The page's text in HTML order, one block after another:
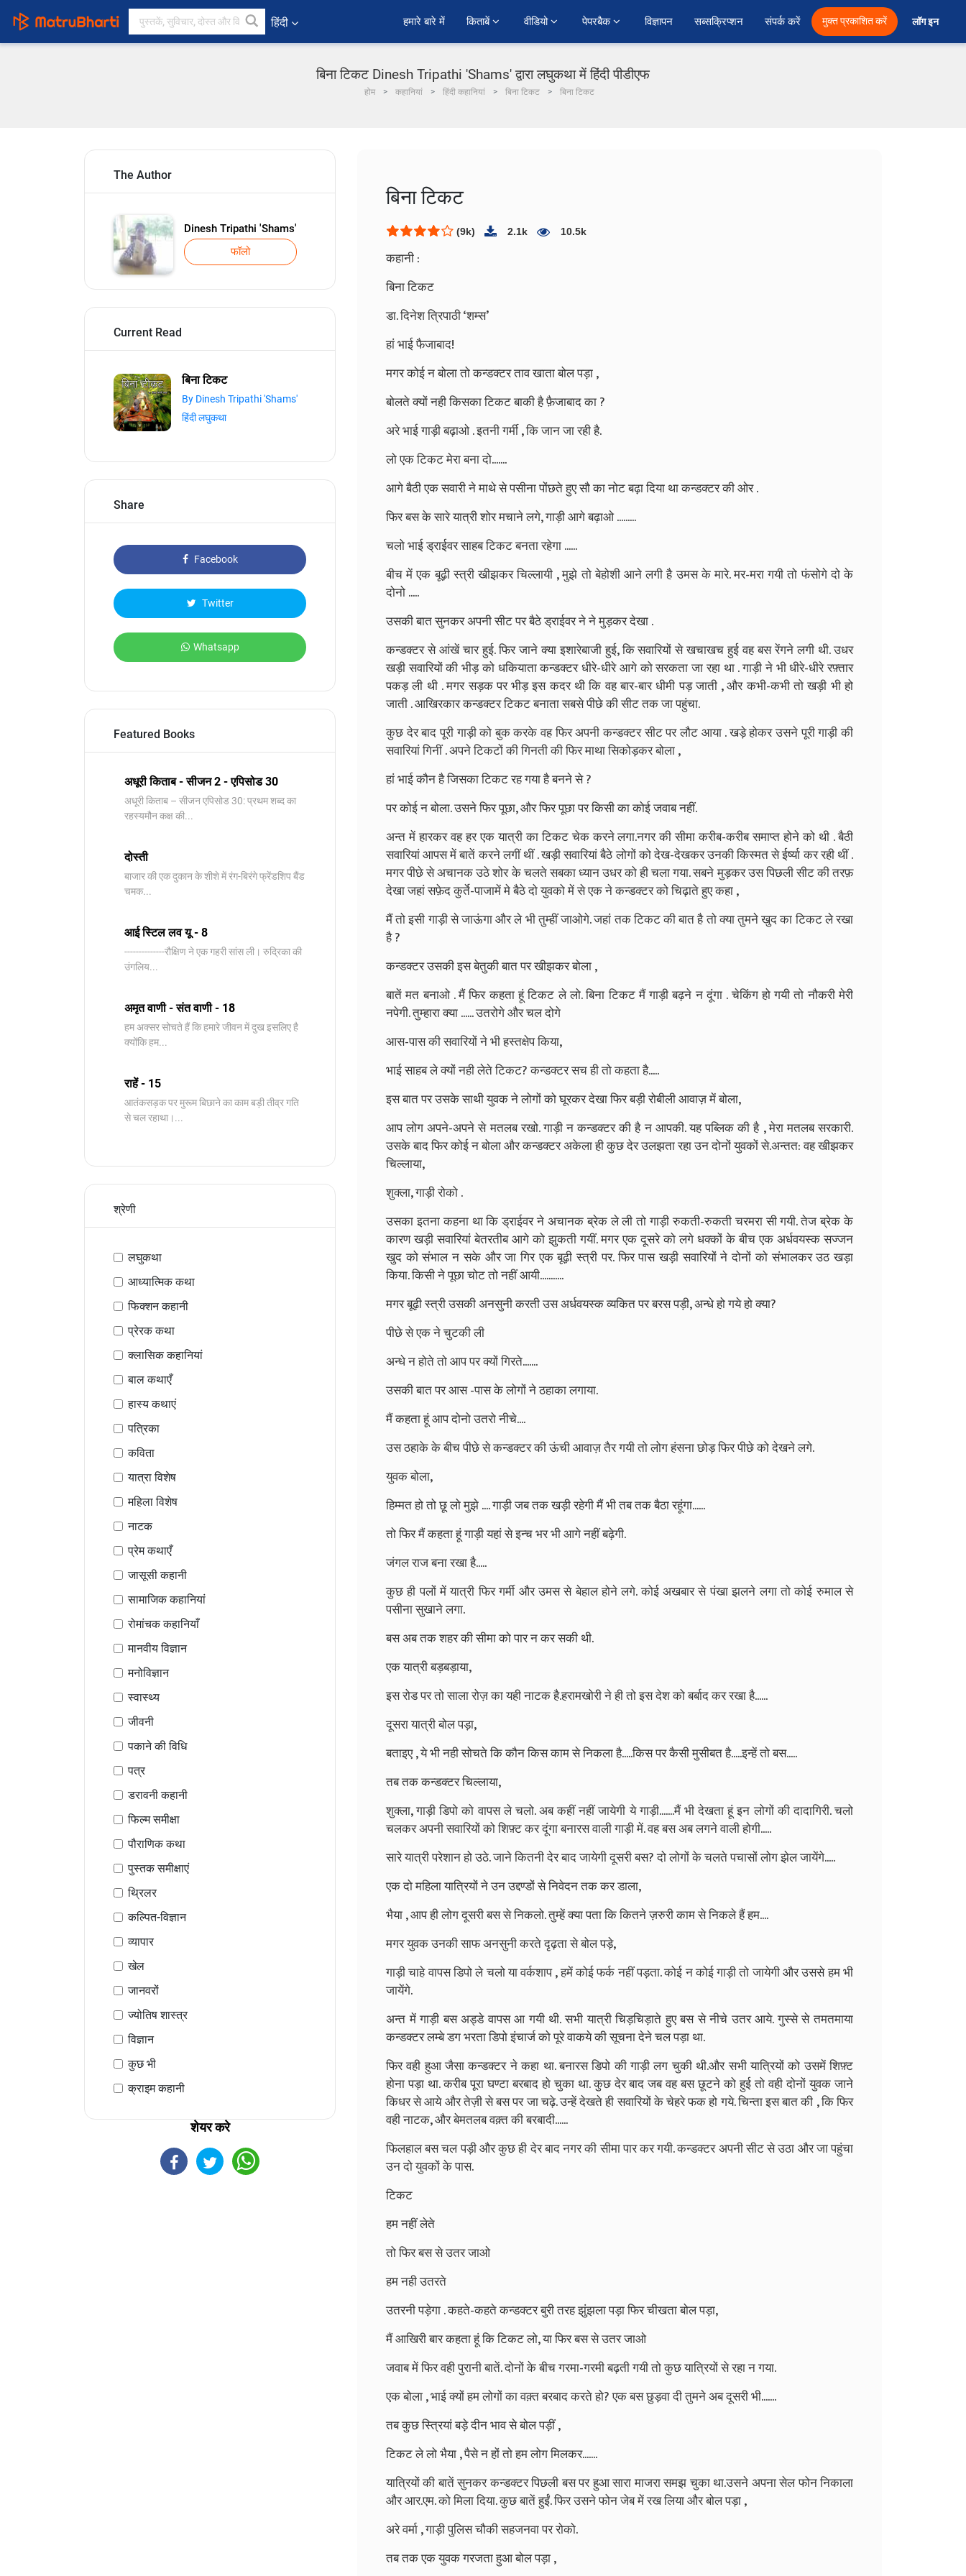
हिंदी हमारे बारे में किताबें वीडियो पेपरबैक विज्ञापन सब्सक्रिप्शन संपर्क करें मुक्त प्रकाशित करें लॉग इन
बिना टिकट Dinesh Tripathi 'Shams' द्वारा लघुकथा में हिंदी पीडीएफ
होम कहानियां हिंदी कहानियां बिना टिकट बिना टिकट
The Author
Dinesh Tripathi 'Shams'
फॉलो
Current Read
बिना टिकट
By Dinesh Tripathi 'Shams'
हिंदी लघुकथा
Share
Facebook
Twitter
Whatsapp
Featured Books
अधूरी किताब - सीजन 2 - एपिसोड 30
अधूरी किताब – सीजन एपिसोड 30: प्रथम शब्द का
रहस्यमौन कक्ष की...
दोस्ती
बाजार की एक दुकान के शीशे में रंग-बिरंगे फ्रेंडशिप बैंड
चमक...
आई स्टिल लव यू - 8
--------------रौक्षिण ने एक गहरी सांस ली। रुद्रिका की
उंगलिय...
अमृत वाणी - संत वाणी - 18
हम अक्सर सोचते हैं कि हमारे जीवन में दुख इसलिए है
क्योंकि हम...
राहें - 15
आतंकसड़क पर मुरूम बिछाने का काम बड़ी तीव्र गति
से चल रहाथा।...
श्रेणी
लघुकथा
आध्यात्मिक कथा
फिक्शन कहानी
प्रेरक कथा
क्लासिक कहानियां
बाल कथाएँ
हास्य कथाएं
पत्रिका
कविता
यात्रा विशेष
महिला विशेष
नाटक
प्रेम कथाएँ
जासूसी कहानी
सामाजिक कहानियां
रोमांचक कहानियाँ
मानवीय विज्ञान
मनोविज्ञान
स्वास्थ्य
जीवनी
पकाने की विधि
पत्र
डरावनी कहानी
फिल्म समीक्षा
पौराणिक कथा
पुस्तक समीक्षाएं
थ्रिलर
कल्पित-विज्ञान
व्यापार
खेल
जानवरों
ज्योतिष शास्त्र
विज्ञान
कुछ भी
क्राइम कहानी
शेयर करे
बिना टिकट
(9k) 2.1k 10.5k
कहानी :
बिना टिकट
डा. दिनेश त्रिपाठी ‘शम्स’
हां भाई फैजाबाद!
मगर कोई न बोला तो कन्डक्टर ताव खाता बोल पड़ा ,
बोलते क्यों नही किसका टिकट बाकी है फ़ैजाबाद का ?
अरे भाई गाड़ी बढ़ाओ . इतनी गर्मी , कि जान जा रही है.
लो एक टिकट मेरा बना दो.......
आगे बैठी एक सवारी ने माथे से पसीना पोंछते हुए सौ का नोट बढ़ा दिया था कन्डक्टर की ओर .
फिर बस के सारे यात्री शोर मचाने लगे, गाड़ी आगे बढ़ाओ .........
चलो भाई ड्राईवर साहब टिकट बनता रहेगा ......
बीच में एक बूढ़ी स्त्री खीझकर चिल्लायी , मुझे तो बेहोशी आने लगी है उमस के मारे. मर-मरा गयी तो फंसोगे दो के
दोनो .....
उसकी बात सुनकर अपनी सीट पर बैठे ड्राईवर ने ने मुड़कर देखा .
कन्डक्टर से आंखें चार हुई. फिर जाने क्या इशारेबाजी हुई, कि सवारियों से खचाखच हुई वह बस रेंगने लगी थी. उधर
खड़ी सवारियों की भीड़ को धकियाता कन्डक्टर धीरे-धीरे आगे को सरकता जा रहा था . गाड़ी ने भी धीरे-धीरे रफ़्तार
पकड़ ली थी . मगर सड़क पर भीड़ इस कदर थी कि वह बार-बार धीमी पड़ जाती , और कभी-कभी तो खड़ी भी हो
जाती . आखिरकार कन्डक्टर टिकट बनाता सबसे पीछे की सीट तक जा पहुंचा.
कुछ देर बाद पूरी गाड़ी को बुक करके वह फिर अपनी कन्डक्टर सीट पर लौट आया . खड़े होकर उसने पूरी गाड़ी की
सवारियां गिनीं . अपने टिकटों की गिनती की फिर माथा सिकोड़कर बोला ,
हां भाई कौन है जिसका टिकट रह गया है बनने से ?
पर कोई न बोला. उसने फिर पूछा, और फिर पूछा पर किसी का कोई जवाब नहीं.
अन्त में हारकर वह हर एक यात्री का टिकट चेक करने लगा.नगर की सीमा करीब-करीब समाप्त होने को थी . बैठी
सवारियां आपस में बातें करने लगीं थीं . खड़ी सवारियां बैठे लोगों को देख-देखकर उनकी किस्मत से ईर्ष्या कर रही थीं .
मगर पीछे से अचानक उठे शोर के चलते सबका ध्यान उधर को ही चला गया. सबने मुड़कर उस पिछली सीट की तरफ़
देखा जहां सफ़ेद कुर्ते-पाजामें मे बैठे दो युवको में से एक ने कन्डक्टर को चिढ़ाते हुए कहा ,
मैं तो इसी गाड़ी से जाऊंगा और ले भी तुम्हीं जाओगे. जहां तक टिकट की बात है तो क्या तुमने खुद का टिकट ले रखा
है ?
कन्डक्टर उसकी इस बेतुकी बात पर खीझकर बोला ,
बातें मत बनाओ . मैं फिर कहता हूं टिकट ले लो. बिना टिकट मैं गाड़ी बढ़ने न दूंगा . चेकिंग हो गयी तो नौकरी मेरी
नपेगी. तुम्हारा क्या ...... उतरोगे और चल दोगे
आस-पास की सवारियों ने भी हस्तक्षेप किया,
भाई साहब ले क्यों नही लेते टिकट? कन्डक्टर सच ही तो कहता है.....
इस बात पर उसके साथी युवक ने लोगों को घूरकर देखा फिर बड़ी रोबीली आवाज़ में बोला,
आप लोग अपने-अपने से मतलब रखो. गाड़ी न कन्डक्टर की है न आपकी. यह पब्लिक की है , मेरा मतलब सरकारी.
उसके बाद फिर कोई न बोला और कन्डक्टर अकेला ही कुछ देर उलझता रहा उन दोनों युवकों से.अन्तत: वह खीझकर
चिल्लाया,
शुक्ला, गाड़ी रोको .
उसका इतना कहना था कि ड्राईवर ने अचानक ब्रेक ले ली तो गाड़ी रुकती-रुकती चरमरा सी गयी. तेज ब्रेक के
कारण खड़ी सवारियां बेतरतीब आगे को झुकती गयीं. मगर एक दूसरे को लगे धक्कों के बीच एक अर्धवयस्क सज्जन
खुद को संभाल न सके और जा गिर एक बूढ़ी स्त्री पर. फिर पास खड़ी सवारियों ने दोनों को संभालकर उठ खड़ा
किया. किसी ने पूछा चोट तो नहीं आयी...........
मगर बूढ़ी स्त्री उसकी अनसुनी करती उस अर्धवयस्क व्यकित पर बरस पड़ी, अन्धे हो गये हो क्या?
पीछे से एक ने चुटकी ली
अन्धे न होते तो आप पर क्यों गिरते.......
उसकी बात पर आस -पास के लोगों ने ठहाका लगाया.
मैं कहता हूं आप दोनो उतरो नीचे....
उस ठहाके के बीच पीछे से कन्डक्टर की ऊंची आवाज़ तैर गयी तो लोग हंसना छोड़ फिर पीछे को देखने लगे.
युवक बोला,
हिम्मत हो तो छू लो मुझे .... गाड़ी जब तक खड़ी रहेगी मैं भी तब तक बैठा रहूंगा......
तो फिर मैं कहता हूं गाड़ी यहां से इन्च भर भी आगे नहीं बढ़ेगी.
जंगल राज बना रखा है.....
कुछ ही पलों में यात्री फिर गर्मी और उमस से बेहाल होने लगे. कोई अखबार से पंखा झलने लगा तो कोई रुमाल से
पसीना सुखाने लगा.
बस अब तक शहर की सीमा को पार न कर सकी थी.
एक यात्री बड़बड़ाया,
इस रोड पर तो साला रोज़ का यही नाटक है.हरामखोरी ने ही तो इस देश को बर्बाद कर रखा है......
दूसरा यात्री बोल पड़ा,
बताइए , ये भी नही सोचते कि कौन किस काम से निकला है.....किस पर कैसी मुसीबत है.....इन्हें तो बस.....
तब तक कन्डक्टर चिल्लाया,
शुक्ला, गाड़ी डिपो को वापस ले चलो. अब कहीं नहीं जायेगी ये गाड़ी.......मैं भी देखता हूं इन लोगों की दादागिरी. चलो
चलकर अपनी सवारियों को शिफ़्ट कर दूंगा बनारस वाली गाड़ी में. वह बस अब लगने वाली होगी.....
सारे यात्री परेशान हो उठे. जाने कितनी देर बाद जायेगी दूसरी बस? दो लोगों के चलते पचासों लोग झेल जायेंगे.....
एक दो महिला यात्रियों ने उन उद्दण्डों से निवेदन तक कर डाला,
भैया , आप ही लोग दूसरी बस से निकलो. तुम्हें क्या पता कि कितने ज़रुरी काम से निकले हैं हम....
मगर युवक उनकी साफ अनसुनी करते दृढ़ता से बोल पड़े,
गाड़ी चाहे वापस डिपो ले चलो या वर्कशाप , हमें कोई फर्क नहीं पड़ता. कोई न कोई गाड़ी तो जायेगी और उससे हम भी
जायेंगे.
अन्त में गाड़ी बस अड्डे वापस आ गयी थी. सभी यात्री चिड़चिड़ाते हुए बस से नीचे उतर आये. गुस्से से तमतमाया
कन्डक्टर लम्बे डग भरता डिपो इंचार्ज को पूरे वाकये की सूचना देने चल पड़ा था.
फिर वही हुआ जैसा कन्डक्टर ने कहा था. बनारस डिपो की गाड़ी लग चुकी थी.और सभी यात्रियों को उसमें शिफ़्ट
होना पड़ा था. करीब पूरा घण्टा बरबाद हो चुका था. कुछ देर बाद जब वह बस छूटने को हुई तो वही दोनों युवक जाने
किधर से आये और तेज़ी से बस पर जा चढ़े. उन्हें देखते ही सवारियों के चेहरे फक हो गये. चिन्ता इस बात की , कि फिर
वही नाटक, और बेमतलब वक़्त की बरबादी......
फिलहाल बस चल पड़ी और कुछ ही देर बाद नगर की सीमा पार कर गयी. कन्डक्टर अपनी सीट से उठा और जा पहुंचा
उन दो युवकों के पास.
टिकट
हम नहीं लेते
तो फिर बस से उतर जाओ
हम नही उतरते
उतरनी पड़ेगा . कहते-कहते कन्डक्टर बुरी तरह झुंझला पड़ा फिर चीखता बोल पड़ा,
मैं आखिरी बार कहता हूं कि टिकट लो, या फिर बस से उतर जाओ
जवाब में फिर वही पुरानी बातें. दोनों के बीच गरमा-गरमी बढ़ती गयी तो कुछ यात्रियों से रहा न गया.
एक बोला , भाई क्यों हम लोगों का वक़्त बरबाद करते हो? एक बस छुड़वा दी तुमने अब दूसरी भी.......
तब कुछ स्त्रियां बड़े दीन भाव से बोल पड़ीं ,
टिकट ले लो भैया , पैसे न हों तो हम लोग मिलकर.......
यात्रियों की बातें सुनकर कन्डक्टर पिछली बस पर हुआ सारा माजरा समझ चुका था.उसने अपना सेल फोन निकाला
और आर.एम. को मिला दिया. कुछ बातें हुईं. फिर उसने फोन जेब में रख लिया और बोल पड़ा ,
अरे वर्मा , गाड़ी पुलिस चौकी सहजनवा पर रोको.
तब तक एक युवक गरजता हुआ बोल पड़ा ,